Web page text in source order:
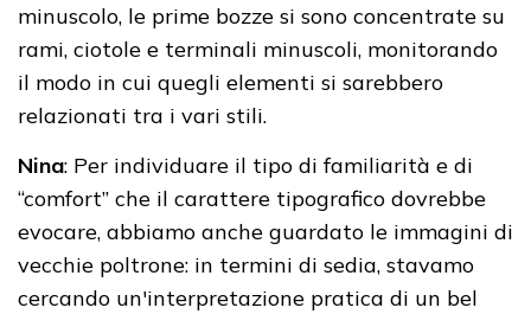
minuscolo, le prime bozze si sono concentrate su
rami, ciotole e terminali minuscoli, monitorando
il modo in cui quegli elementi si sarebbero
relazionati tra i vari stili.
Nina: Per individuare il tipo di familiarità e di
“comfort” che il carattere tipografico dovrebbe
evocare, abbiamo anche guardato le immagini di
vecchie poltrone: in termini di sedia, stavamo
cercando un'interpretazione pratica di un bel